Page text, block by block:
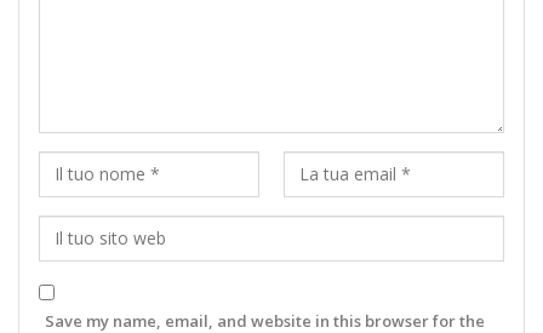
Save my name, email, and website in this browser for the